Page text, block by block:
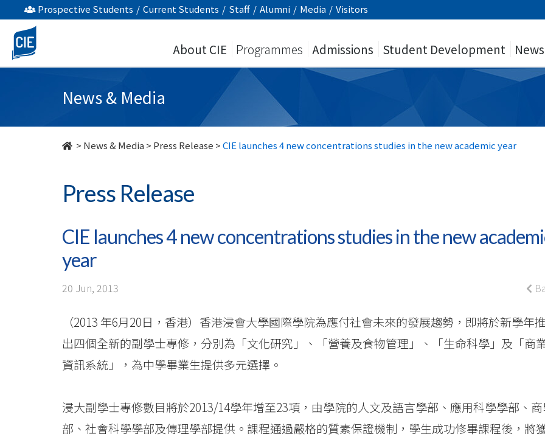
CIE
launches
4
studies
academic
College
College
Prospective Students / Current Students / Staff / Alumni / Media / Visitors
About CIE Programmes Admissions Student Development
News & Media
> News & Media > Press Release >CIE launches 4 new concentrations studies in the new academic year
Press Release
CIE launches 4 new concentrations studies in the new
year
20 Jun, 2013
（2013 年6月20日，香港）香港浸會大學國際學院為應付社會未來的發展趨勢，即將於新學年推
出四個全新的副學士專修，分別為「文化研究」、「營養及食物管理」、「生命科學」及「商
資訊系統」，為中學畢業生提供多元選擇。
浸大副學士專修數目將於2013/14學年增至23項，由學院的人文及語言學部、應用科學學部、
部、社會科學學部及傳理學部提供。課程通過嚴格的質素保證機制，學生成功修畢課程後，將